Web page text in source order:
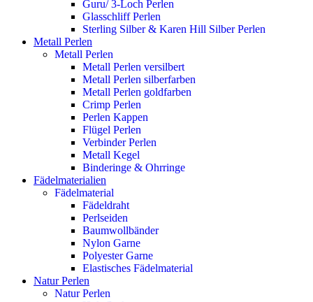
Guru/ 3-Loch Perlen
Glasschliff Perlen
Sterling Silber & Karen Hill Silber Perlen
Metall Perlen
Metall Perlen
Metall Perlen versilbert
Metall Perlen silberfarben
Metall Perlen goldfarben
Crimp Perlen
Perlen Kappen
Flügel Perlen
Verbinder Perlen
Metall Kegel
Binderinge & Ohrringe
Fädelmaterialien
Fädelmaterial
Fädeldraht
Perlseiden
Baumwollbänder
Nylon Garne
Polyester Garne
Elastisches Fädelmaterial
Natur Perlen
Natur Perlen